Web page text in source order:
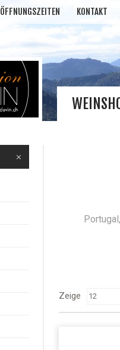
ÖFFNUNGSZEITEN KONTAKT
Zeige